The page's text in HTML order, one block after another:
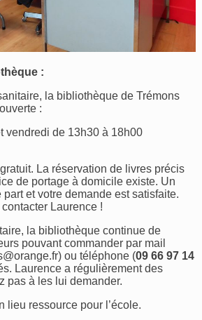
:
la bibliothèque de Trémons
:
vendredi de 13h30 à 18h00
La réservation de livres précis
de portage à domicile existe. Un
et votre demande est satisfaite.
Laurence !
la bibliothèque continue de
pouvant commander par mail
) ou téléphone (09 66 97 14
Laurence a régulièrement des
pas à les lui demander.
lieu ressource pour l’école.